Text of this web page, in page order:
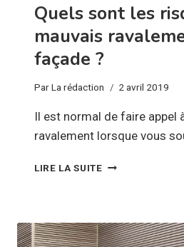
Quels sont les
mauvais
façade ?
ParLa rédaction 2 avril 2019
Il est normal de faire appel
ravalement lorsque vous
LIRE LA SUITEQUELS
D’UN
MAUVAIS